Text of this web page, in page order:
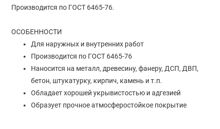
Производится по ГОСТ 6465-76.
ОСОБЕННОСТИ
Для наружных и внутренних работ
Производится по ГОСТ 6465-76
Наносится на металл, древесину, фанеру, ДСП, ДВП,
бетон, штукатурку, кирпич, камень и т.п.
Обладает хорошей укрывистостью и адгезией
Образует прочное атмосферостойкое покрытие